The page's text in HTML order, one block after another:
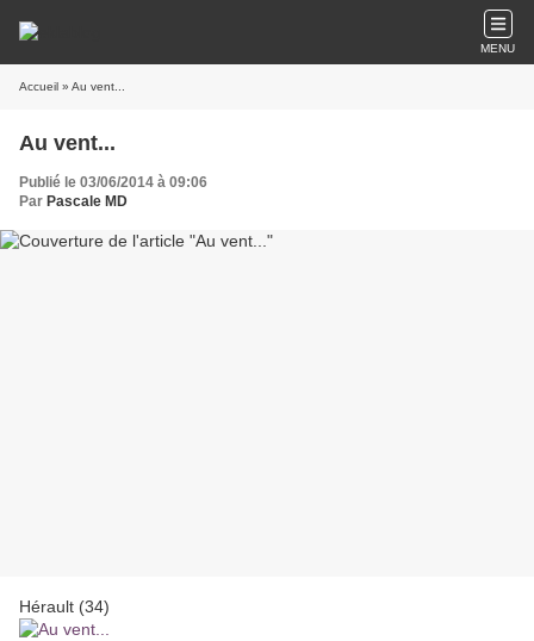
MENU
Accueil » Au vent...
Au vent...
Publié le 03/06/2014 à 09:06
Par Pascale MD
Hérault (34)